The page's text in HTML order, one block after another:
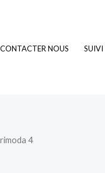
CONTACTER NOUS SUIVI
4